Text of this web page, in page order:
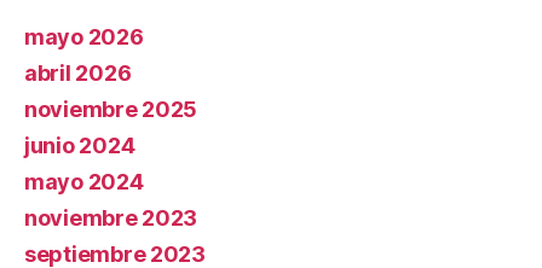
mayo 2026
abril 2026
noviembre 2025
junio 2024
mayo 2024
noviembre 2023
septiembre 2023